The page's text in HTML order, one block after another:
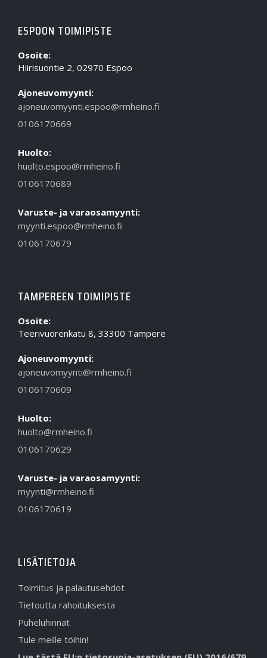
ESPOON TOIMIPISTE
Osoite:
Hiirisuontie 2, 02970 Espoo
Ajoneuvomyynti:
ajoneuvomyynti.espoo@rmheino.fi
0106170669
Huolto:
huolto.espoo@rmheino.fi
0106170689
Varuste- ja varaosamyynti:
myynti.espoo@rmheino.fi
0106170679
TAMPEREEN TOIMIPISTE
Osoite:
Teerivuorenkatu 8, 33300 Tampere
Ajoneuvomyynti:
ajoneuvomyynti@rmheino.fi
0106170609
Huolto:
huolto@rmheino.fi
0106170629
Varuste- ja varaosamyynti:
myynti@rmheino.fi
0106170619
LISÄTIETOJA
Toimitus ja palautusehdot
Tietoutta rahoituksesta
Puheluhinnat
Tule meille töihin!